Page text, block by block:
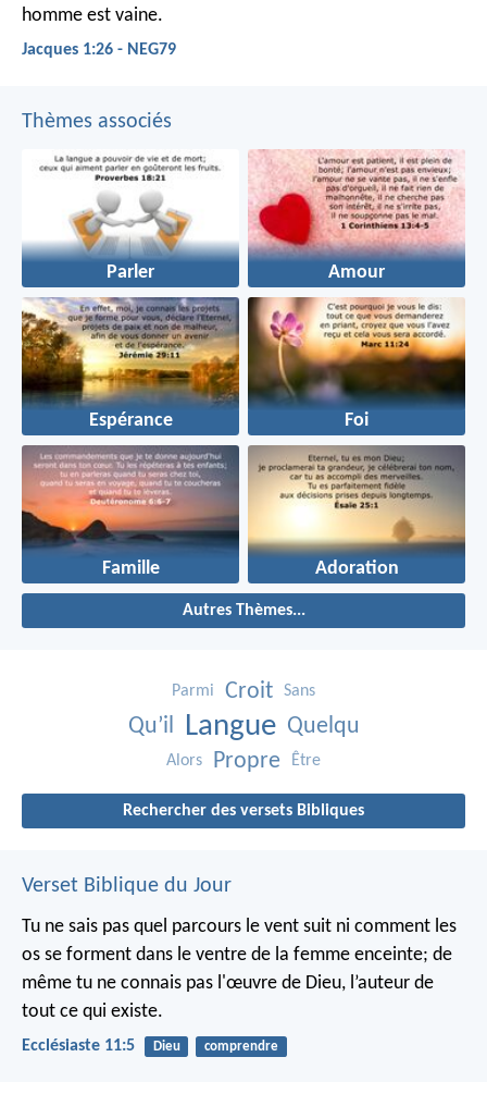
homme est vaine.
Jacques 1:26 - NEG79
Thèmes associés
Parler Amour
Espérance Foi
Famille Adoration
Autres Thèmes...
Parmi Croit Sans
Qu’il Langue Quelqu
Alors Propre Être
Rechercher des versets Bibliques
Verset Biblique du Jour
Tu ne sais pas quel parcours le vent suit ni comment les
os se forment dans le ventre de la femme enceinte; de
même tu ne connais pas l'œuvre de Dieu, l’auteur de
tout ce qui existe.
Ecclésiaste 11:5 Dieu comprendre